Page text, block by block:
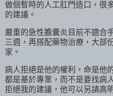
做個暫時的人工肛門造口，很
的建議。
嚴重的急性膽囊炎目前不適合
三週，再搭配藥物治療，大部
家。
病人拒絕是他的權利，命是他
都是基於專業，而不是要找病
拒絕我的建議，他可以另請高